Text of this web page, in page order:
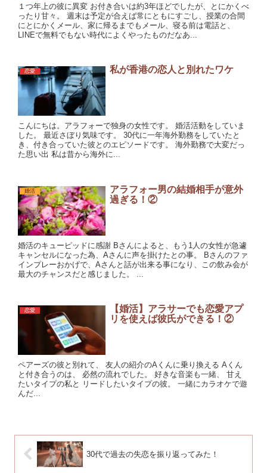
１つ年上の彼に異変 お付き合いは約3年ほどでしたが、とにかくべ
ったり甘々。 週末は予定が合えば常にともにすごし、授業の合間
にとにかくメール、家に帰るまでもメール、寝る前は電話と、
LINEで無料でもない時代によくやったものだなあ...
恋愛 私が香港の恋人と別れたワケ
こんにちは。アラフォーで独身の女性です。 婚活活動をしていま
した。 最近さぼり気味です。 30代に一年海外勤務をしていたと
き、付き合っていた彼とのエピソードです。 海外勤務で大変だっ
た思い出 私は昔から海外に...
婚活
アラフォー男の結婚相手が意外
過ぎる！②
婚活のキューピッドに感謝 Bさんによると、もう1人の女性が急遽
キャンセルになった為、Aさんに声を掛けたとの事。 Bさんのファ
インプレーおかげで、Aさんと話が出来る事になり、この飲み会が
最大のチャンスだと感じました。 ...
恋愛
【婚活】アラサーでも恋愛アプ
リを使えば彼氏ができる！②
ペアーズの彼と別れて、 友人の紹介のAくんに乗り換える Aくん
と付き合うのは、 必然の流れでした。 好きな音楽も一緒、 甘え
たいタイプの私と リードしたいタイプの彼。 一緒にカラオケで遊
んだ...
30代で過去の失恋を振り返ってみた！